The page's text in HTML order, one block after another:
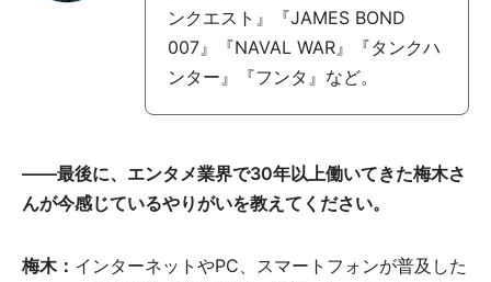
ンクエスト』『JAMES BOND
007』『NAVAL WAR』『タンクハ
ンター』『フンタ』など。
――最後に、エンタメ業界で30年以上働いてきた梅木さ
んが今感じているやりがいを教えてください。
梅木： インターネットやPC、スマートフォンが普及した